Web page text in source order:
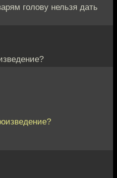
голову нельзя дать